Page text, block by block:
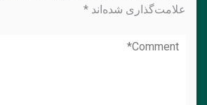
علامت‌گذاری شده‌اند *